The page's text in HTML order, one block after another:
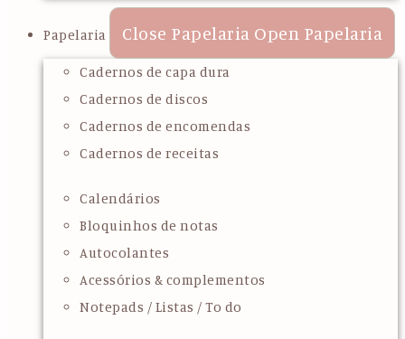
Papelaria Close Papelaria Open Papelaria
Cadernos de capa dura
Cadernos de discos
Cadernos de encomendas
Cadernos de receitas
Calendários
Bloquinhos de notas
Autocolantes
Acessórios & complementos
Notepads / Listas / To do